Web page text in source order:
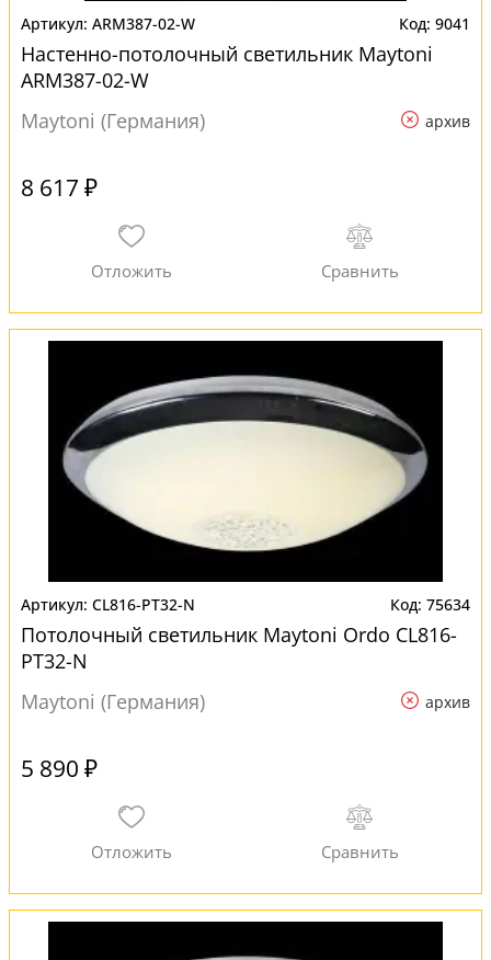
ARM387-02-W 9041
Настенно-потолочный светильник Maytoni
ARM387-02-W
Maytoni (Германия)
архив
8 617 ₽
CL816-PT32-N 75634
Потолочный светильник Maytoni Ordo CL816-
PT32-N
Maytoni (Германия)
архив
5 890 ₽